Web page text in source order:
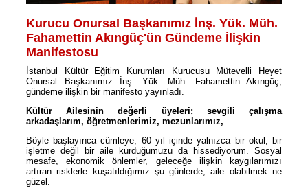
Kurucu Onursal Başkanımız İnş. Yük. Müh.
Fahamettin Akıngüç'ün Gündeme İlişkin
Manifestosu
İstanbul Kültür Eğitim Kurumları Kurucusu Mütevelli Heyet
Onursal Başkanımız İnş. Yük. Müh. Fahamettin Akıngüç,
gündeme ilişkin bir manifesto yayınladı.
Kültür Ailesinin değerli üyeleri; sevgili çalışma
arkadaşlarım, öğretmenlerimiz, mezunlarımız,
Böyle başlayınca cümleye, 60 yıl içinde yalnızca bir okul, bir
işletme değil bir aile kurduğumuzu da hissediyorum. Sosyal
mesafe, ekonomik önlemler, geleceğe ilişkin kaygılarımızı
artıran risklerle kuşatıldığımız şu günlerde, aile olabilmek ne
güzel.